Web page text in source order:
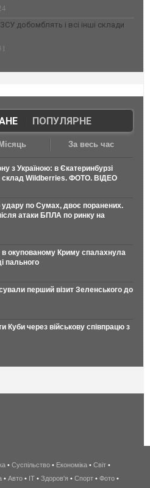
добомблять і всі інші склади
| ПОПУЛЯРНЕ
Місяць За весь час
з Україною: в Єкатеринбурзі
склад Wildberries. ФОТО. ВІДЕО
удару по Сумах, двоє поранених.
атаки БПЛА по ринку на
в окупованому Криму спалахнула
пального
перший візит Зеленського до
Куби через військову співпрацю з
беспроводной
интернет
• Суспільство • Економіка • Світ •
• Авто • IT • Здоров'я • Спорт • Фото •